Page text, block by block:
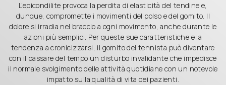
L’epicondilite provoca la perdita di elasticità del tendine e,
dunque, compromette i movimenti del polso e del gomito. Il
dolore si irradia nel braccio a ogni movimento, anche durante le
azioni più semplici. Per queste sue caratteristiche e la
tendenza a cronicizzarsi, il gomito del tennista può diventare
con il passare del tempo un disturbo invalidante che impedisce
il normale svolgimento delle attività quotidiane con un notevole
impatto sulla qualità di vita dei pazienti.